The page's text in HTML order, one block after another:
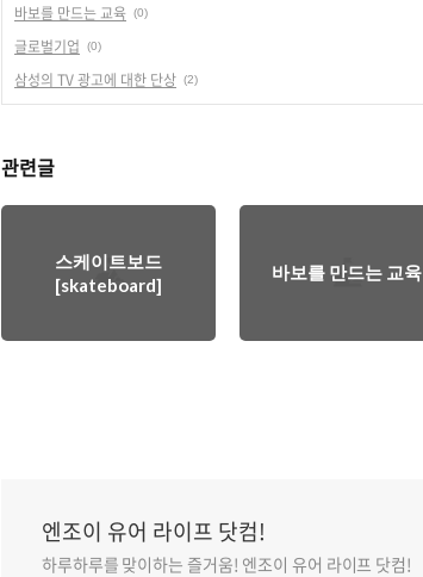
바보를 만드는 교육 (0)
글로벌기업 (0)
삼성의 TV 광고에 대한 단상 (2)
관련글
스케이트보드
[skateboard]
바보를 만드는 교육
엔조이 유어 라이프 닷컴!
하루하루를 맞이하는 즐거움! 엔조이 유어 라이프 닷컴!